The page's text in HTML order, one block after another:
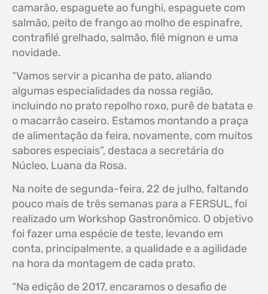
camarão, espaguete ao funghi, espaguete com
salmão, peito de frango ao molho de espinafre,
contrafilé grelhado, salmão, filé mignon e uma
novidade.
“Vamos servir a picanha de pato, aliando
algumas especialidades da nossa região,
incluindo no prato repolho roxo, purê de batata e
o macarrão caseiro. Estamos montando a praça
de alimentação da feira, novamente, com muitos
sabores especiais”, destaca a secretária do
Núcleo, Luana da Rosa.
Na noite de segunda-feira, 22 de julho, faltando
pouco mais de três semanas para a FERSUL, foi
realizado um Workshop Gastronômico. O objetivo
foi fazer uma espécie de teste, levando em
conta, principalmente, a qualidade e a agilidade
na hora da montagem de cada prato.
“Na edição de 2017, encaramos o desafio de